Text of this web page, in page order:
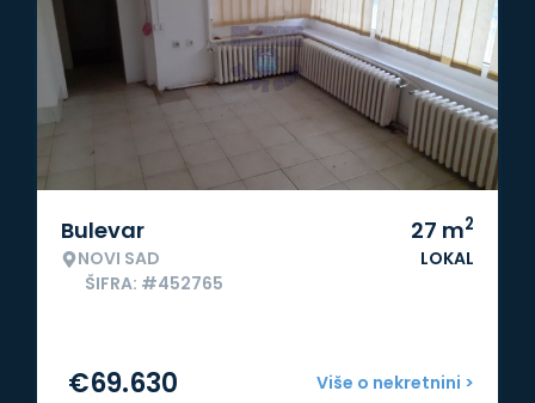
Bulevar
NOVI SAD
ŠIFRA: #452765
27 m2
LOKAL
Više o nekretnini >
€69.630